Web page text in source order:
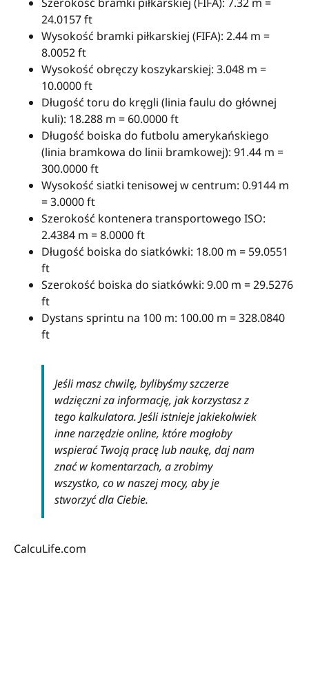
24.0157 ft
Wysokość bramki piłkarskiej (FIFA): 2.44 m =
8.0052 ft
Wysokość obręczy koszykarskiej: 3.048 m =
10.0000 ft
Długość toru do kręgli (linia faulu do głównej
kuli): 18.288 m = 60.0000 ft
Długość boiska do futbolu amerykańskiego
(linia bramkowa do linii bramkowej): 91.44 m =
300.0000 ft
Wysokość siatki tenisowej w centrum: 0.9144 m
= 3.0000 ft
Szerokość kontenera transportowego ISO:
2.4384 m = 8.0000 ft
Długość boiska do siatkówki: 18.00 m = 59.0551
ft
Szerokość boiska do siatkówki: 9.00 m = 29.5276
ft
Dystans sprintu na 100 m: 100.00 m = 328.0840
ft
Jeśli masz chwilę, bylibyśmy szczerze
wdzięczni za informację, jak korzystasz z
tego kalkulatora. Jeśli istnieje jakiekolwiek
inne narzędzie online, które mogłoby
wspierać Twoją pracę lub naukę, daj nam
znać w komentarzach, a zrobimy
wszystko, co w naszej mocy, aby je
stworzyć dla Ciebie.
CalcuLife.com